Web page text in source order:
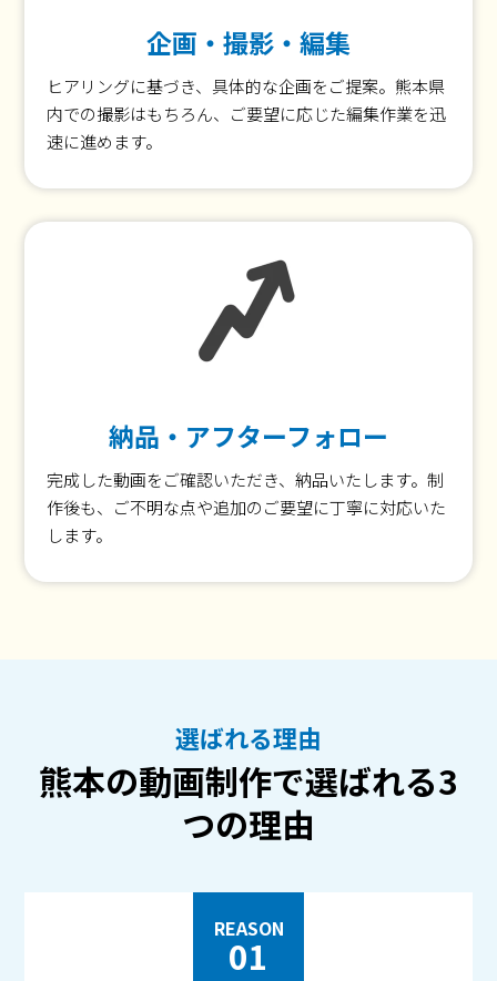
企画・撮影・編集
ヒアリングに基づき、具体的な企画をご提案。熊本県
内での撮影はもちろん、ご要望に応じた編集作業を迅
速に進めます。
納品・アフターフォロー
完成した動画をご確認いただき、納品いたします。制
作後も、ご不明な点や追加のご要望に丁寧に対応いた
します。
選ばれる理由
熊本の動画制作で選ばれる3
つの理由
REASON
01